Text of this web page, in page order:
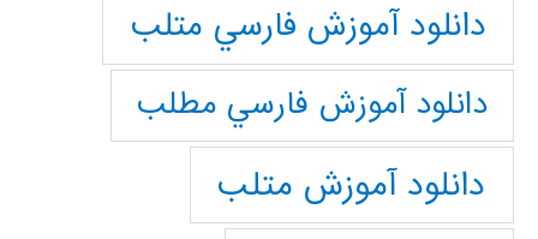
دانلود آموزش فارسي متلب
دانلود آموزش فارسي مطلب
دانلود آموزش متلب